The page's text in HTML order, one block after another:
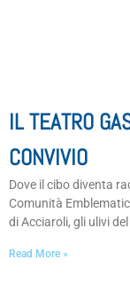
IL TEATRO
CONVIVIO
Dove il cibo diventa
Comunità
di Acciaroli, gli ulivi del
Read More »